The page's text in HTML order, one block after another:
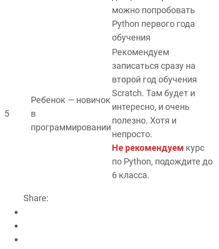
можно попробовать
Python первого года
обучения
5
Ребенок — новичок
в
программировании
Рекомендуем
записаться сразу на
второй год обучения
Scratch. Там будет и
интересно, и очень
полезно. Хотя и
непросто.
Не рекомендуем курс
по Python, подождите до
6 класса.
Share: